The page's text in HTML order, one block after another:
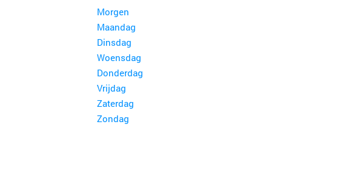
Morgen
Maandag
Dinsdag
Woensdag
Donderdag
Vrijdag
Zaterdag
Zondag